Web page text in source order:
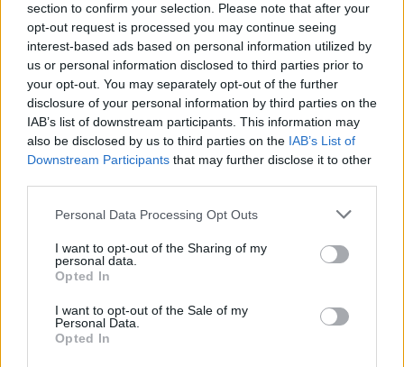
section to confirm your selection. Please note that after your
opt-out request is processed you may continue seeing
interest-based ads based on personal information utilized by
us or personal information disclosed to third parties prior to
your opt-out. You may separately opt-out of the further
disclosure of your personal information by third parties on the
IAB’s list of downstream participants. This information may
also be disclosed by us to third parties on the IAB’s List of
Downstream Participants that may further disclose it to other
Personal Data Processing Opt Outs
I want to opt-out of the Sharing of my
personal data.
Opted In
I want to opt-out of the Sale of my
Personal Data.
Opted In
Az alacsony vízszintnél durvább dolgok
is történhetnek egy folyóval